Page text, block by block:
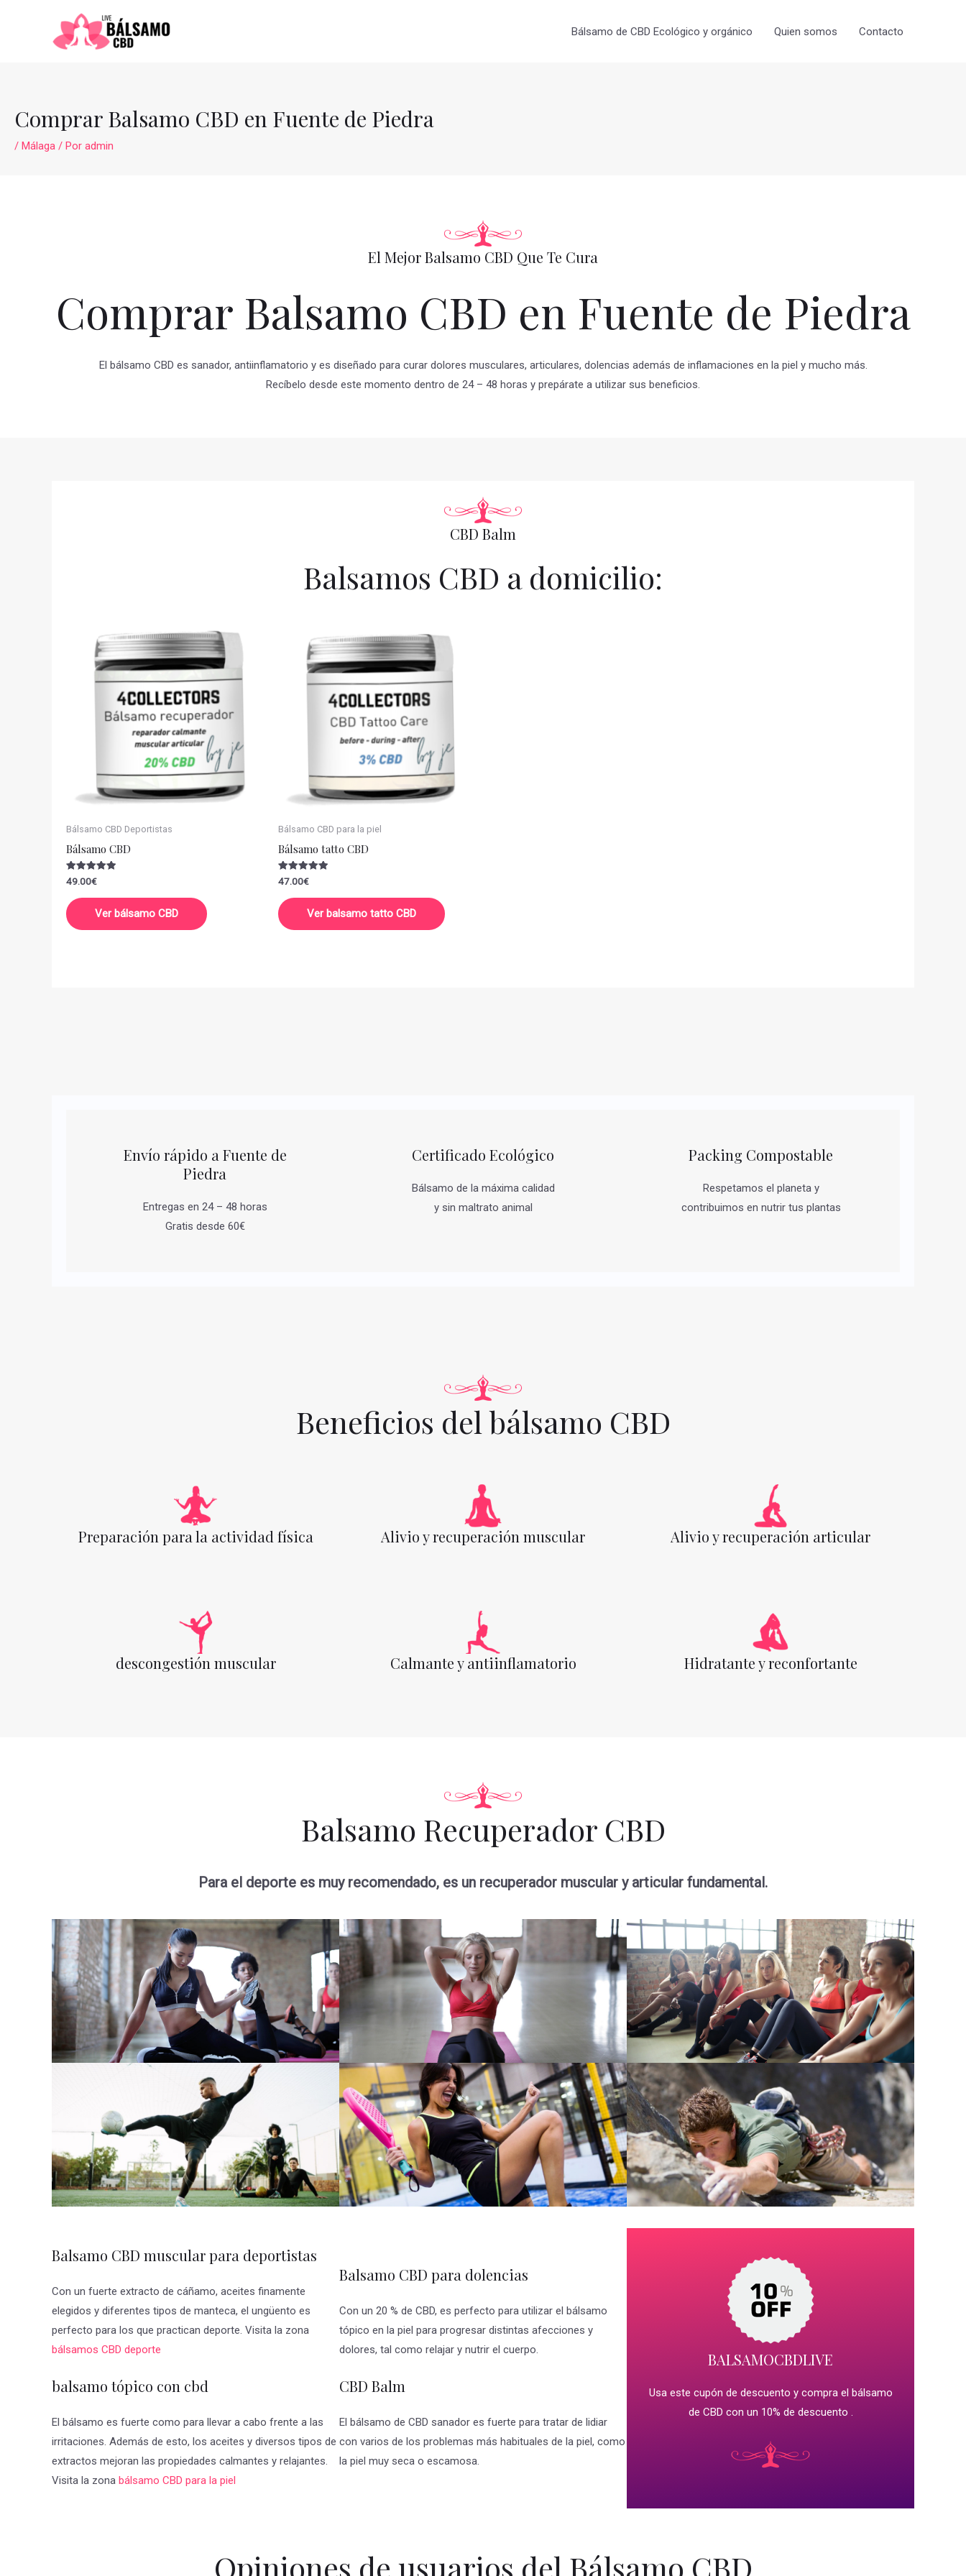
Bálsamo de CBD Ecológico y orgánico Quien somos Contacto
Comprar Balsamo CBD en Fuente de Piedra
/ Málaga / Por admin
El Mejor Balsamo CBD Que Te Cura
Comprar Balsamo CBD en Fuente de Piedra
El bálsamo CBD es sanador, antiinflamatorio y es diseñado para curar dolores musculares, articulares, dolencias además de inflamaciones en la piel y mucho más.
Recíbelo desde este momento dentro de 24 – 48 horas y prepárate a utilizar sus beneficios.
CBD Balm
Balsamos CBD a domicilio:
Bálsamo CBD Deportistas
Bálsamo CBD
Valorado
con
5.00
de 5
49.00€
Ver bálsamo CBD
Bálsamo CBD para la piel
Bálsamo tatto CBD
Valorado
con
5.00
de 5
47.00€
Ver balsamo tatto CBD
Envío rápido a Fuente de
Piedra
Entregas en 24 – 48 horas
Gratis desde 60€
Certificado Ecológico
Bálsamo de la máxima calidad
y sin maltrato animal
Packing Compostable
Respetamos el planeta y
contribuimos en nutrir tus plantas
Beneficios del bálsamo CBD
Preparación para la actividad física Alivio y recuperación muscular Alivio y recuperación articular
descongestión muscular Calmante y antiinflamatorio Hidratante y reconfortante
Balsamo Recuperador CBD
Para el deporte es muy recomendado, es un recuperador muscular y articular fundamental.
Balsamo CBD muscular para deportistas
Con un fuerte extracto de cáñamo, aceites finamente
elegidos y diferentes tipos de manteca, el ungüento es
perfecto para los que practican deporte. Visita la zona
bálsamos CBD deporte
balsamo tópico con cbd
El bálsamo es fuerte como para llevar a cabo frente a las
irritaciones. Además de esto, los aceites y diversos tipos de
extractos mejoran las propiedades calmantes y relajantes.
Visita la zona bálsamo CBD para la piel
Balsamo CBD para dolencias
Con un 20 % de CBD, es perfecto para utilizar el bálsamo
tópico en la piel para progresar distintas afecciones y
dolores, tal como relajar y nutrir el cuerpo.
CBD Balm
El bálsamo de CBD sanador es fuerte para tratar de lidiar
con varios de los problemas más habituales de la piel, como
la piel muy seca o escamosa.
BALSAMOCBDLIVE
Usa este cupón de descuento y compra el bálsamo
de CBD con un 10% de descuento .
Opiniones de usuarios del Bálsamo CBD